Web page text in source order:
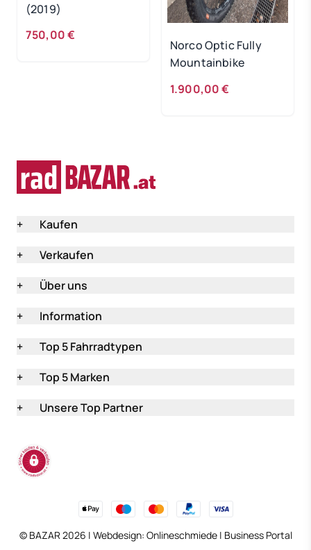
(2019)
750,00 €
Norco Optic Fully
Mountainbike
1.900,00 €
+
Kaufen
+
Verkaufen
+
Über uns
+
Information
+
Top 5 Fahrradtypen
+
Top 5 Marken
+
Unsere Top Partner
© BAZAR 2026 | Webdesign: Onlineschmiede (öffnet in neuem
| Business Portal